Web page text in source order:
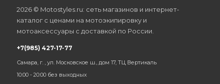
2026 © Motostyles.ru: сеть магазинов и интернет-
каталог с ценами на мотоэкипировку и
мотоаксессуары с доставкой по России.
+7(985) 427-17-77
Самара, г. , ул. Московское ш., дом 17, ТЦ Вертикаль
10:00 - 20:00 без выходных